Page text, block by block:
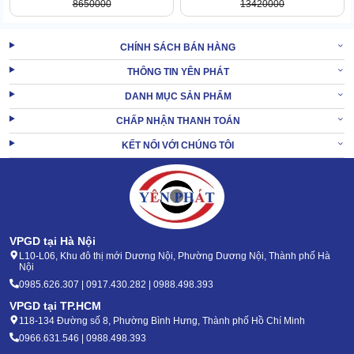
nhanh trong chỉ 1 lần đi máy.
khô & nước thải. Tặng kèm bộ nhiều đầu hút thông minh hỗ trợ dễ
dàng tiếp cận, làm sạch nhiều vị trí, không gian.
2.3 Tiếng ồn vận hành thấp, không quá ồn ào
Tiếng ồn làm việc đã được tối ưu nhờ công nghệ hiện đại cùng
tổng thể chắc chắn.
8650000 13420000
CHÍNH SÁCH BÁN HÀNG
THÔNG TIN YÊN PHÁT
DANH MỤC SẢN PHẨM
CHẤP NHẬN THANH TOÁN
KẾT NỐI VỚI CHÚNG TÔI
VPGD tại Hà Nội
L10-L06, Khu đô thị mới Dương Nội, Phường Dương Nội, Thành phố Hà
Nội
0985.626.307 | 0917.430.282 | 0988.498.393
VPGD tại TP.HCM
118-134 Đường số 8, Phường Bình Hưng, Thành phố Hồ Chí Minh
0966.631.546 | 0988.498.393